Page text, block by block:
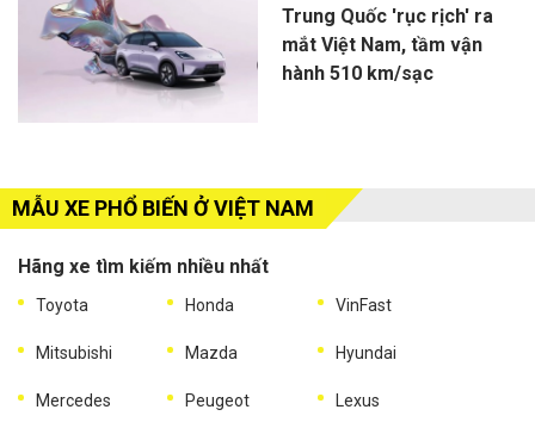
Trung Quốc 'rục rịch' ra
mắt Việt Nam, tầm vận
hành 510 km/sạc
MẪU XE PHỔ BIẾN Ở VIỆT NAM
Hãng xe tìm kiếm nhiều nhất
Toyota Honda VinFast
Mitsubishi Mazda Hyundai
Mercedes Peugeot Lexus